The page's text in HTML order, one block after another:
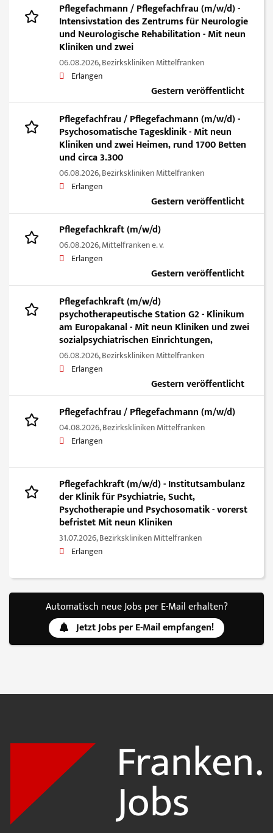
Pflegefachmann / Pflegefachfrau (m/w/d) -
Intensivstation des Zentrums für Neurologie
und Neurologische Rehabilitation - Mit neun
Kliniken und zwei
06.08.2026,Bezirkskliniken Mittelfranken
Erlangen
Gestern veröffentlicht
Pflegefachfrau / Pflegefachmann (m/w/d) -
Psychosomatische Tagesklinik - Mit neun
Kliniken und zwei Heimen, rund 1700 Betten
und circa 3.300
06.08.2026,Bezirkskliniken Mittelfranken
Erlangen
Gestern veröffentlicht
Pflegefachkraft (m/w/d)
06.08.2026,Mittelfranken e. v.
Erlangen
Gestern veröffentlicht
Pflegefachkraft (m/w/d)
psychotherapeutische Station G2 - Klinikum
am Europakanal - Mit neun Kliniken und zwei
sozialpsychiatrischen Einrichtungen,
06.08.2026,Bezirkskliniken Mittelfranken
Erlangen
Gestern veröffentlicht
Pflegefachfrau / Pflegefachmann (m/w/d)
04.08.2026,Bezirkskliniken Mittelfranken
Erlangen
Pflegefachkraft (m/w/d) - Institutsambulanz
der Klinik für Psychiatrie, Sucht,
Psychotherapie und Psychosomatik - vorerst
befristet Mit neun Kliniken
31.07.2026,Bezirkskliniken Mittelfranken
Erlangen
Automatisch neue Jobs per E-Mail erhalten?
Jetzt Jobs per E-Mail empfangen!